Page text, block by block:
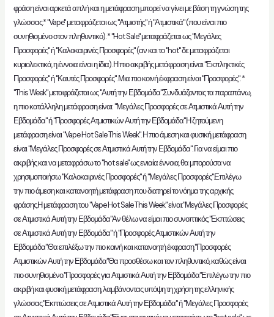
φράση είναι αρκετά απλή και η μετάφραση μπορεί να γίνει με βάση τη γνώση της
γλώσσας.* "Vape" μεταφράζεται ως "Ατμιστής" ή "Ατμιστικά" (που είναι πιο
συνηθισμένο στον πληθυντικό). * "Hot Sale" μεταφράζεται ως "Μεγάλες
Προσφορές" ή "Καλοκαιρινές Προσφορές" (αν και το "hot" δε μεταφράζεται
κυριολεκτικά, η έννοια είναι η ίδια). Η πιο ακριβής μετάφραση είναι "Εκπληκτικές
Προσφορές" ή "Καυτές Προσφορές". Μια πιο κοινή έκφραση είναι "Προσφορές". *
"This Week" μεταφράζεται ως "Αυτή την Εβδομάδα".Συνδυάζοντας τα παραπάνω,
η πιο κατάλληλη μετάφραση είναι: "Μεγάλες Προσφορές σε Ατμιστικά Αυτή την
Εβδομάδα" ή "Προσφορές Ατμιστικών Αυτή την Εβδομάδα".Η ζητούμενη
μετάφραση είναι "Vape Hot Sale This Week". Η πιο άμεση και φυσική μετάφραση
είναι "Μεγάλες Προσφορές σε Ατμιστικά Αυτή την Εβδομάδα". Για να είμαι πιο
ακριβής και να μεταφράσω το "hot sale" ως ενιαία έννοια, θα μπορούσα να
χρησιμοποιήσω "Καλοκαιρινές Προσφορές" ή "Μεγάλες Προσφορές".Επιλέγω
την πιο άμεση και κατανοητή μετάφραση που διατηρεί το νόημα της αρχικής
φράσης.Η μετάφραση του "Vape Hot Sale This Week" είναι:"Μεγάλες Προσφορές
σε Ατμιστικά Αυτή την Εβδομάδα"Αν θέλω να είμαι πιο συνοπτικός:"Εκπτώσεις
σε Ατμιστικά Αυτή την Εβδομάδα" ή "Προσφορές Ατμιστικών Αυτή την
Εβδομάδα".Θα επιλέξω την πιο κοινή και κατανοητή έκφραση."Προσφορές
Ατμιστικών Αυτή την Εβδομάδα"Θα προσθέσω και τον πληθυντικό, καθώς είναι
πιο συνηθισμένο."Προσφορές για Ατμιστικά Αυτή την Εβδομάδα"Επιλέγω την πιο
ακριβή και φυσική μετάφραση, λαμβάνοντας υπόψη τη χρήση της ελληνικής
γλώσσας."Εκπτώσεις σε Ατμιστικά Αυτή την Εβδομάδα" ή "Μεγάλες Προσφορές